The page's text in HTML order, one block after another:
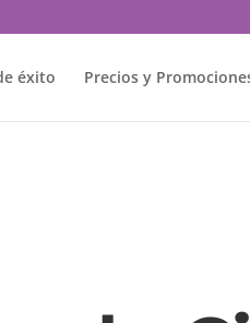
éxito Precios y